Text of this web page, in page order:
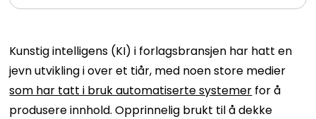
Kunstig intelligens (KI) i forlagsbransjen har hatt en
jevn utvikling i over et tiår, med noen store medier
som har tatt i bruk automatiserte systemer for å
produsere innhold. Opprinnelig brukt til å dekke